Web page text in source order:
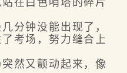
在白色哨塔的碎片
钟没能出现了，
考场，努力缝合上
然又颤动起来，像